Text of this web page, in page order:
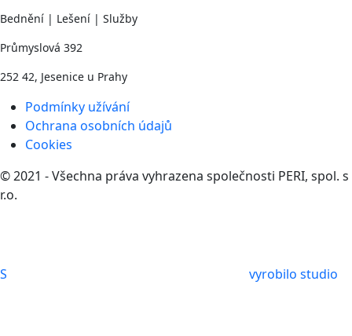
Bednění | Lešení | Služby
Průmyslová 392
252 42, Jesenice u Prahy
Podmínky užívání
Ochrana osobních údajů
Cookies
© 2021 - Všechna práva vyhrazena společnosti PERI, spol. s
r.o.
S vyrobilo studio